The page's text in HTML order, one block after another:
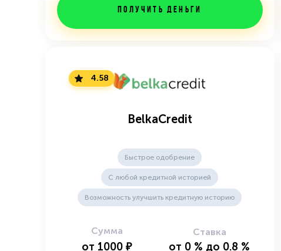
Получить деньги
4.58
BelkaCredit
Быстрое одобрение
С любой кредитной историей
Возможность улучшить кредитную историю
Сумма
от 1000 ₽
Ставка
от 0 % до 0.8 %